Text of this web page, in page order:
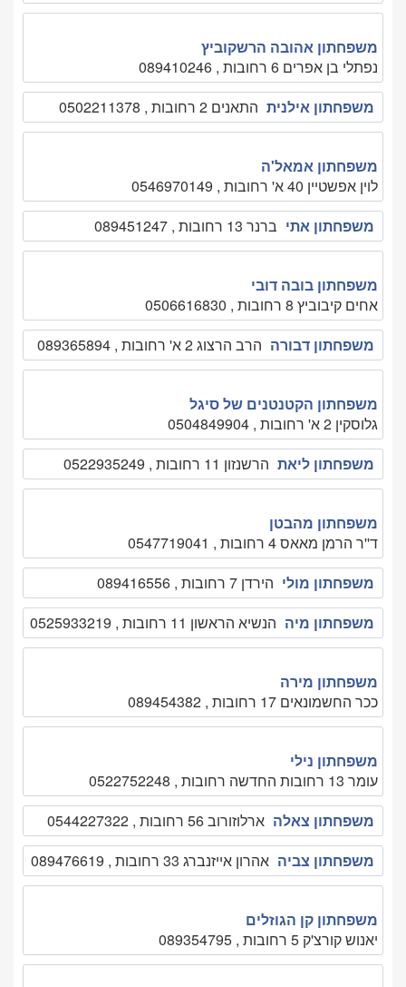
משפחתון אהובה הרשקוביץ
נפתלי בן אפרים 6 רחובות , 089410246
משפחתון אילנית התאנים 2 רחובות , 0502211378
משפחתון אמאל'ה
לוין אפשטיין 40 א' רחובות , 0546970149
משפחתון אתי ברנר 13 רחובות , 089451247
משפחתון בובה דובי
אחים קיבוביץ 8 רחובות , 0506616830
משפחתון דבורה הרב הרצוג 2 א' רחובות , 089365894
משפחתון הקטנטנים של סיגל
גלוסקין 2 א' רחובות , 0504849904
משפחתון ליאת הרשנזון 11 רחובות , 0522935249
משפחתון מהבטן
ד''ר הרמן מאאס 4 רחובות , 0547719041
משפחתון מולי הירדן 7 רחובות , 089416556
משפחתון מיה הנשיא הראשון 11 רחובות , 0525933219
משפחתון מירה
ככר החשמונאים 17 רחובות , 089454382
משפחתון נילי
עומר 13 רחובות החדשה רחובות , 0522752248
משפחתון צאלה ארלוזורוב 56 רחובות , 0544227322
משפחתון צביה אהרון אייזנברג 33 רחובות , 089476619
משפחתון קן הגוזלים
יאנוש קורצ'ק 5 רחובות , 089354795